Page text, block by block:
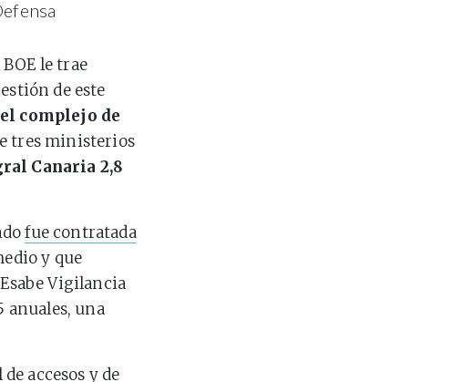
le trae
de este
complejo de
tres ministerios
Canaria 2,8
fue contratada
y que
Vigilancia
anuales, una
accesos y de